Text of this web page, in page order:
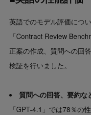
英語でのモデル評価につ
「Contract Review
正案の作成、質問への回
検証を行いました。
質問への回答、要約な
「GPT-4.1」では78％の